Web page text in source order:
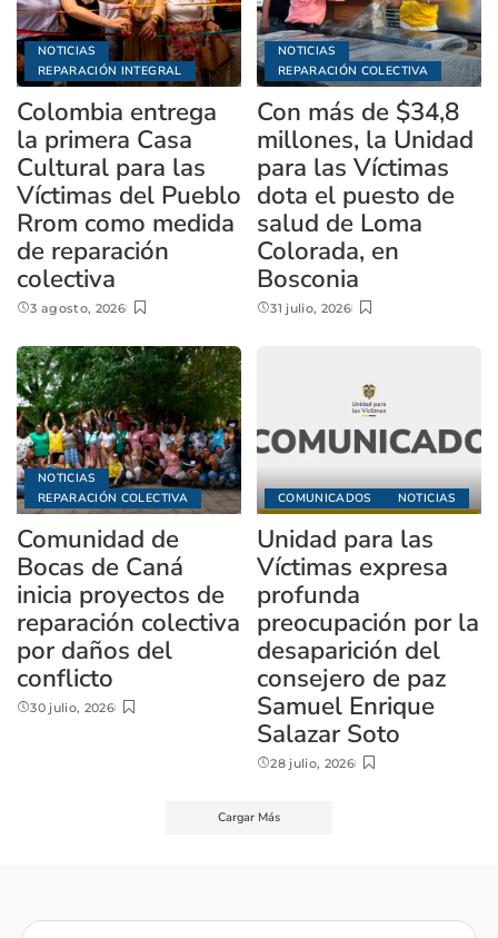
NOTICIAS
REPARACIÓN INTEGRAL
Colombia entrega
la primera Casa
Cultural para las
Víctimas del Pueblo
Rrom como medida
de reparación
colectiva
3 agosto, 2026
NOTICIAS
REPARACIÓN COLECTIVA
Con más de $34,8
millones, la Unidad
para las Víctimas
dota el puesto de
salud de Loma
Colorada, en
Bosconia
31 julio, 2026
NOTICIAS
REPARACIÓN COLECTIVA
Comunidad de
Bocas de Caná
inicia proyectos de
reparación colectiva
por daños del
conflicto
30 julio, 2026
COMUNICADOS NOTICIAS
Unidad para las
Víctimas expresa
profunda
preocupación por la
desaparición del
consejero de paz
Samuel Enrique
Salazar Soto
28 julio, 2026
Cargar Más